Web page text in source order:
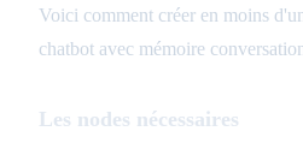
Voici comment créer en moins
chatbot avec mémoire
Les nodes nécessaires